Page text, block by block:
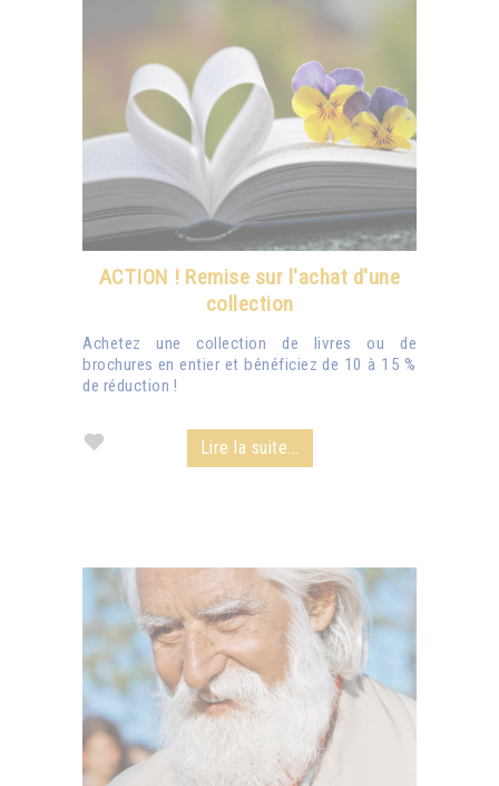
ACTION ! Remise sur l'achat d'une
collection
Achetez une collection de livres ou de
brochures en entier et bénéficiez de 10 à 15 %
de réduction !
Lire la suite...